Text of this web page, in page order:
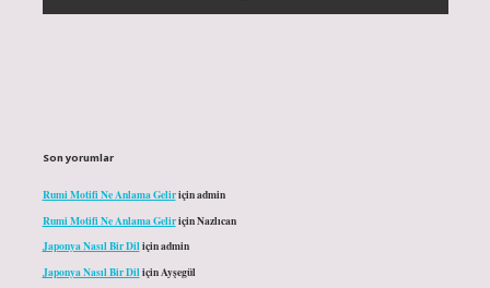
Son yorumlar
Rumi Motifi Ne Anlama Geliriçinadmin
Rumi Motifi Ne Anlama GeliriçinNazlıcan
Japonya Nasıl Bir Diliçinadmin
Japonya Nasıl Bir DiliçinAyşegül